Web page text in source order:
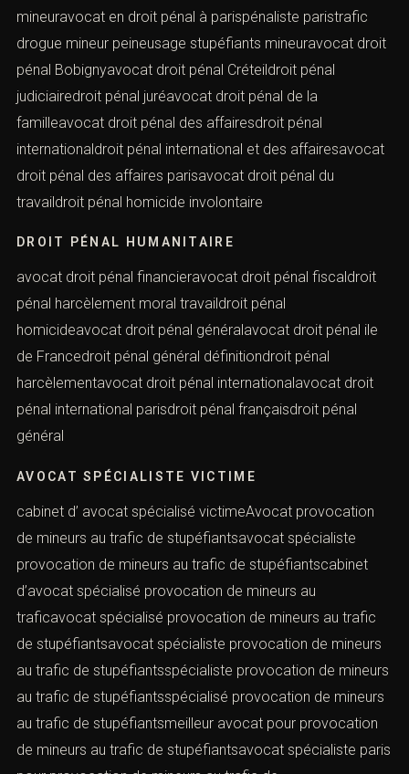
mineuravocat en droit pénal à parispénaliste paristrafic
drogue mineur peineusage stupéfiants mineuravocat droit
pénal Bobignyavocat droit pénal Créteildroit pénal
judiciairedroit pénal juréavocat droit pénal de la
familleavocat droit pénal des affairesdroit pénal
internationaldroit pénal international et des affairesavocat
droit pénal des affaires parisavocat droit pénal du
travaildroit pénal homicide involontaire
DROIT PÉNAL HUMANITAIRE
avocat droit pénal financieravocat droit pénal fiscaldroit
pénal harcèlement moral travaildroit pénal
homicideavocat droit pénal généralavocat droit pénal ile
de Francedroit pénal général définitiondroit pénal
harcèlementavocat droit pénal internationalavocat droit
pénal international parisdroit pénal françaisdroit pénal
général
AVOCAT SPÉCIALISTE VICTIME
cabinet d’ avocat spécialisé victimeAvocat provocation
de mineurs au trafic de stupéfiantsavocat spécialiste
provocation de mineurs au trafic de stupéfiantscabinet
d’avocat spécialisé provocation de mineurs au
traficavocat spécialisé provocation de mineurs au trafic
de stupéfiantsavocat spécialiste provocation de mineurs
au trafic de stupéfiantsspécialiste provocation de mineurs
au trafic de stupéfiantsspécialisé provocation de mineurs
au trafic de stupéfiantsmeilleur avocat pour provocation
de mineurs au trafic de stupéfiantsavocat spécialiste paris